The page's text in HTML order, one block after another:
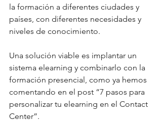
la formación a diferentes ciudades y
países, con diferentes necesidades y
niveles de conocimiento.
Una solución viable es implantar un
sistema elearning y combinarlo con la
formación presencial, como ya hemos
comentando en el post “7 pasos para
personalizar tu elearning en el Contact
Center”.